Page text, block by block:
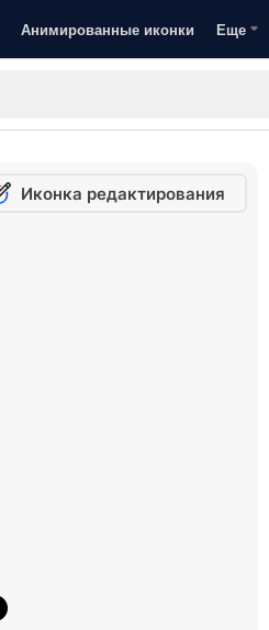
Анимированные иконки Еще
Иконка редактирования